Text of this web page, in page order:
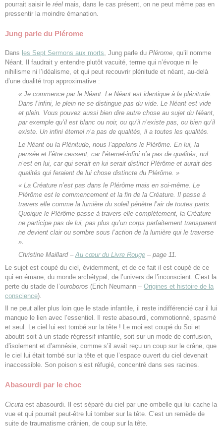
pourrait saisir le réel mais, dans le cas présent, on ne peut même pas en
pressentir la moindre émanation.
Jung parle du Plérome
Dans les Sept Sermons aux morts, Jung parle du Plérome, qu’il nomme
Néant. Il faudrait y entendre plutôt vacuité, terme qui n’évoque ni le
nihilisme ni l’idéalisme, et qui peut recouvrir plénitude et néant, au-delà
d’une dualité trop approximative :
« Je commence par le Néant. Le Néant est identique à la plénitude.
Dans l’infini, le plein ne se distingue pas du vide. Le Néant est vide
et plein. Vous pouvez aussi bien dire autre chose au sujet du Néant,
par exemple qu’il est blanc ou noir, ou qu’il n’existe pas, ou bien qu’il
existe. Un infini éternel n’a pas de qualités, il a toutes les qualités.
Le Néant ou la Plénitude, nous l’appelons le Plérôme. En lui, la
pensée et l’être cessent, car l’éternel-infini n’a pas de qualités, nul
n’est en lui, car qui serait en lui serait distinct Plérôme et aurait des
qualités qui feraient de lui chose distincte du Plérôme. »
« La Créaturen’est pas dans le Plérômemais en soi-même. Le
Plérômeest le commencement et la fin de la Créature. Il passe à
travers elle comme la lumière du soleil pénètre l’air de toutes parts.
Quoique le Plérômepasse à travers elle complètement, la Créature
ne participe pas de lui, pas plus qu’un corps parfaitement transparent
ne devient clair ou sombre sous l’action de la lumière qui le traverse
».
Christine Maillard –Au cœur du Livre Rouge– page 11.
Le sujet est coupé du ciel, évidemment, et de ce fait il est coupé de ce
qui en émane, du monde archétypal, de l’univers de l’inconscient. C’est la
perte du stade de l’ouroboros (Erich Neumann – Origines et histoire de la
conscience).
Il ne peut aller plus loin que le stade infantile, il reste indifférencié car il lui
manque le lien avec l’essentiel. Il reste abasourdi, commotionné, spasmé
et seul. Le ciel lui est tombé sur la tête ! Le moi est coupé du Soi et
aboutit soit à un stade régressif infantile, soit sur un mode de confusion,
d’isolement et d’amnésie, comme s’il avait reçu un coup sur le crâne, que
le ciel lui était tombé sur la tête et que l’espace ouvert du ciel devenait
inaccessible. Son poison s’est réfugié, concentré dans ses racines.
Abasourdi par le choc
Cicuta est abasourdi. Il est séparé du ciel par une ombelle qui lui cache la
vue et qui pourrait peut-être lui tomber sur la tête. C’est un remède de
suite de traumatisme crânien, de coup sur la tête.